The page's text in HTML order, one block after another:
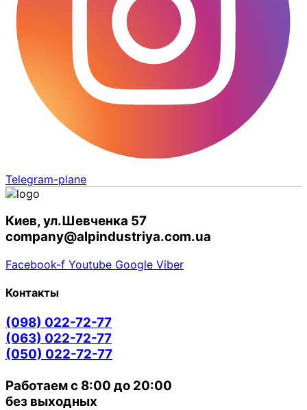
Telegram-plane
Киев, ул.Шевченка 57
company@alpindustriya.com.ua
Facebook-f Youtube Google Viber
Контакты
(098) 022-72-77
(063) 022-72-77
(050) 022-72-77
Работаем с 8:00 до 20:00
без выходных